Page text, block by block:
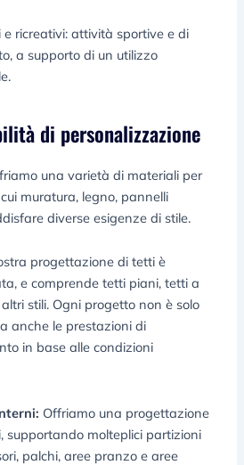
e ricreativi: attività sportive e di
a supporto di un utilizzo
di personalizzazione
una varietà di materiali per
muratura, legno, pannelli
diverse esigenze di stile.
progettazione di tetti è
e comprende tetti piani, tetti a
stili. Ogni progetto non è solo
anche le prestazioni di
in base alle condizioni
Offriamo una progettazione
supportando molteplici partizioni
palchi, aree pranzo e aree